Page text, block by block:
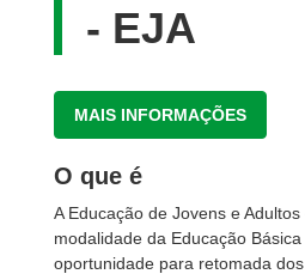
- EJA
MAIS INFORMAÇÕES
O que é
A Educação de Jovens e
modalidade da Educação
oportunidade para retomada